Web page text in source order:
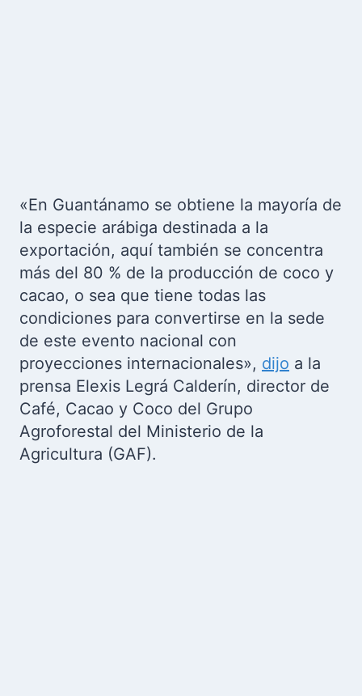
«En Guantánamo se obtiene la mayoría de
la especie arábiga destinada a la
exportación, aquí también se concentra
más del 80 % de la producción de coco y
cacao, o sea que tiene todas las
condiciones para convertirse en la sede
de este evento nacional con
proyecciones internacionales», dijo a la
prensa Elexis Legrá Calderín, director de
Café, Cacao y Coco del Grupo
Agroforestal del Ministerio de la
Agricultura (GAF).